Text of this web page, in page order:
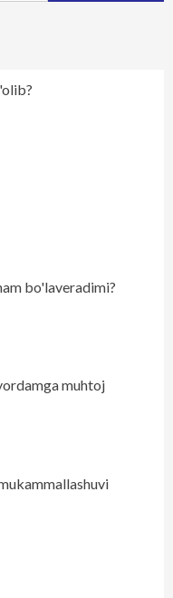
bo'laveradimi?
muhtoj